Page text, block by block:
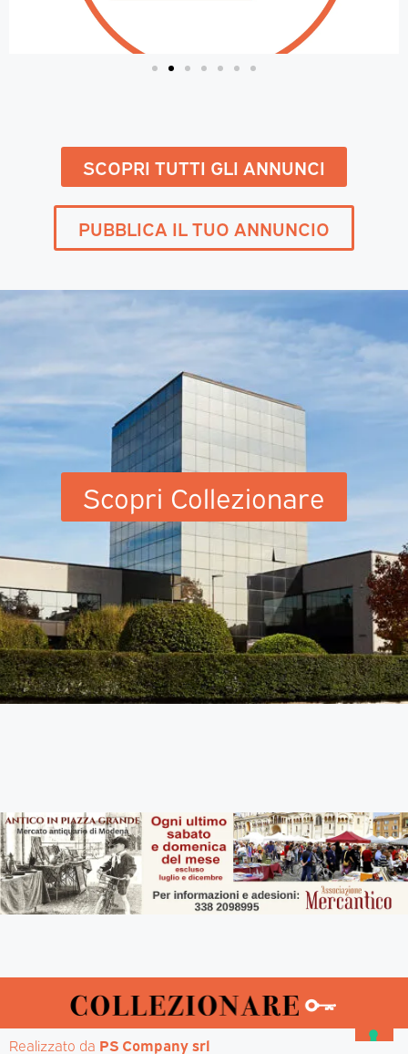
SCOPRI TUTTI GLI ANNUNCI
PUBBLICA IL TUO ANNUNCIO
Scopri Collezionare
Realizzato da PS Company srl